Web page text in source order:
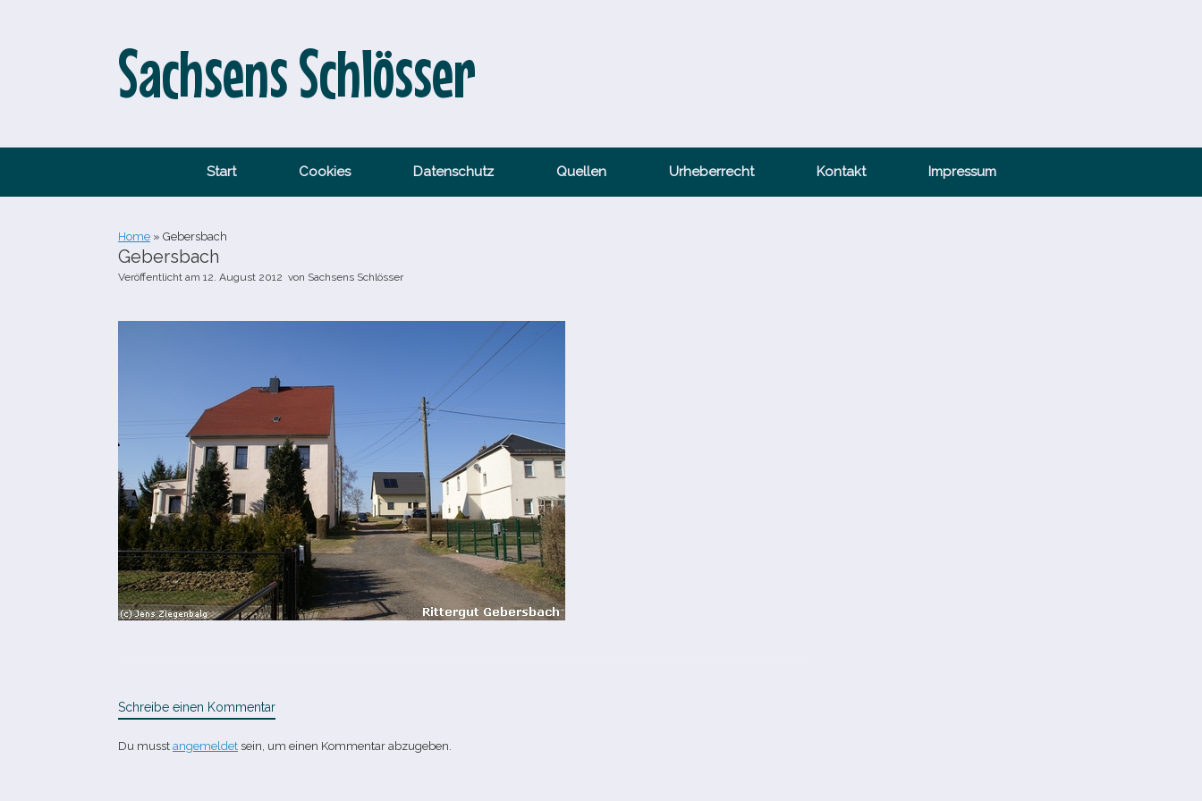
Sachsens Schlösser
Start Cookies Datenschutz Quellen Urheberrecht Kontakt Impressum
Home » Gebersbach
Gebersbach
Veröffentlicht am 12. August 2012 von Sachsens Schlösser
Schreibe einen Kommentar
Du musst angemeldet sein, um einen Kommentar abzugeben.